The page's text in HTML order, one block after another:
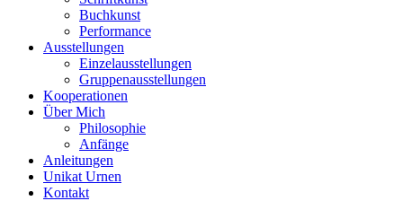
Buchkunst
Performance
Ausstellungen
Einzelausstellungen
Gruppenausstellungen
Kooperationen
Über Mich
Philosophie
Anfänge
Anleitungen
Unikat Urnen
Kontakt